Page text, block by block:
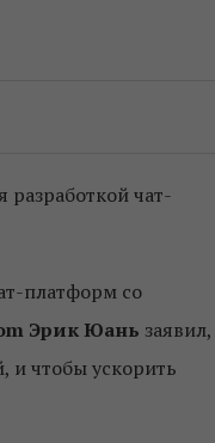
разработкой чат-
платформ со
Эрик Юань заявил,
и чтобы ускорить